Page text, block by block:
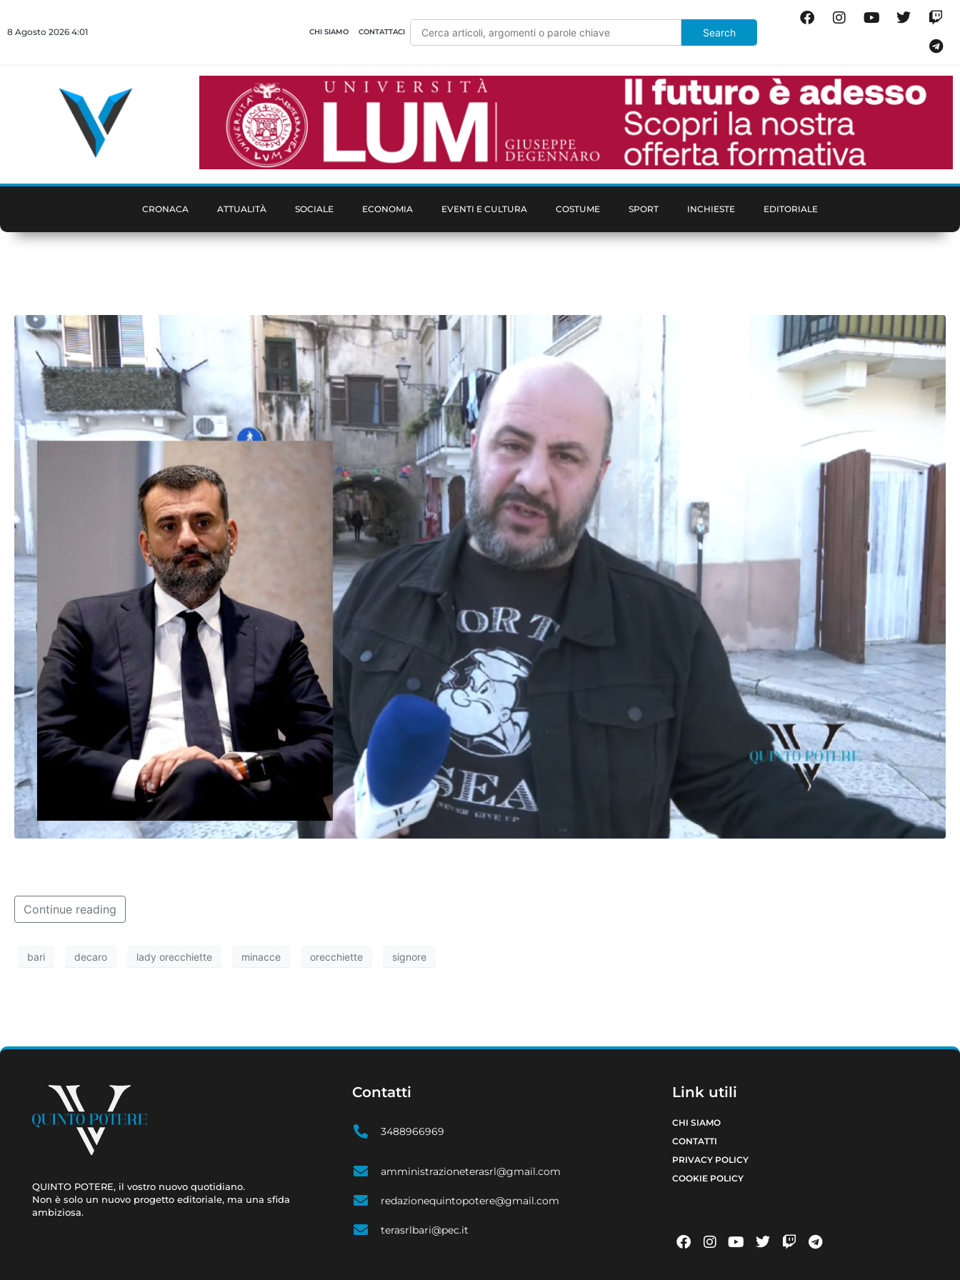
8 Agosto 2026 4:01 CHI SIAMO CONTATTACI
CRONACA ATTUALITÀ SOCIALE ECONOMIA EVENTI E CULTURA COSTUME SPORT INCHIESTE EDITORIALE
Continue reading
bari decaro lady orecchiette minacce orecchiette signore
QUINTO POTERE, il vostro nuovo quotidiano.
Non è solo un nuovo progetto editoriale, ma una sfida
ambiziosa.
Contatti
3488966969
amministrazioneterasrl@gmail.com
redazionequintopotere@gmail.com
terasrlbari@pec.it
Link utili
CHI SIAMO
CONTATTI
PRIVACY POLICY
COOKIE POLICY